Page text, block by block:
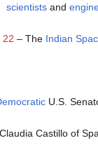
scientistsand
22 – The Indian
U.S.
Castillo of